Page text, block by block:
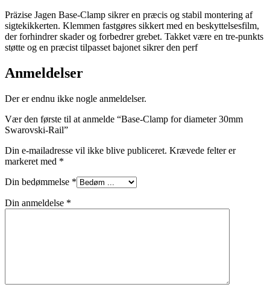
Präzise Jagen Base-Clamp sikrer en præcis og stabil montering af
sigtekikkerten. Klemmen fastgøres sikkert med en beskyttelsesfilm,
der forhindrer skader og forbedrer grebet. Takket være en tre-punkts
støtte og en præcist tilpasset bajonet sikrer den perf
Anmeldelser
Der er endnu ikke nogle anmeldelser.
Vær den første til at anmelde “Base-Clamp for diameter 30mm
Swarovski-Rail”
Din e-mailadresse vil ikke blive publiceret. Krævede felter er
markeret med *
Din bedømmelse *
Din anmeldelse *